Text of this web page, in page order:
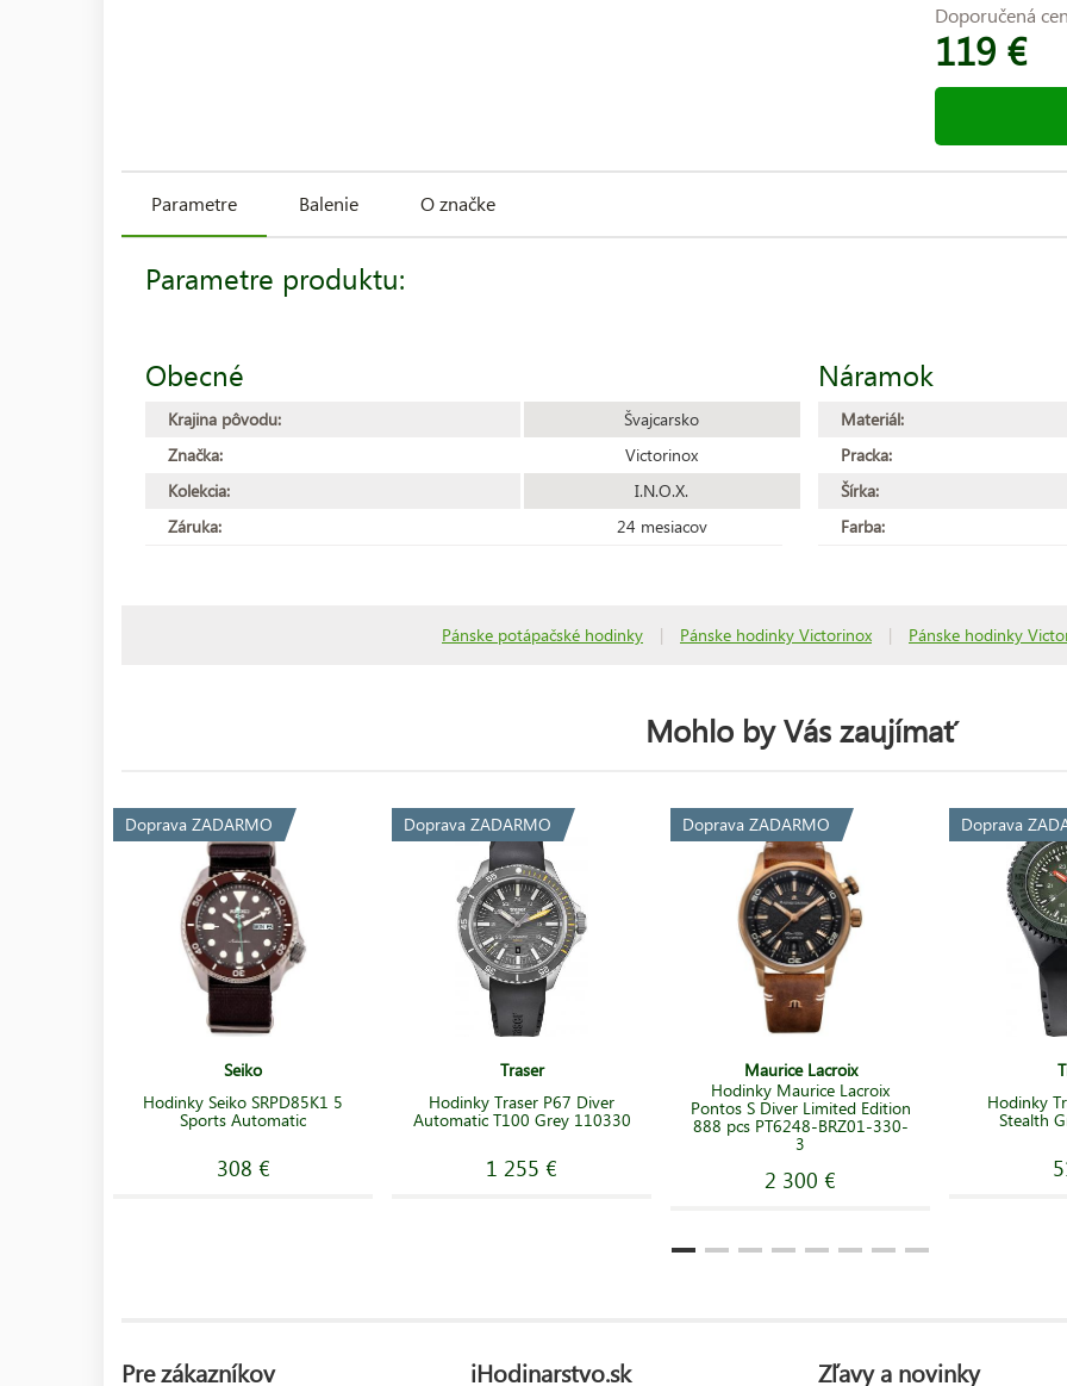
Doporučená
119 €
Parametre Balenie O značke
Parametre produktu:
Obecné
Krajina pôvodu:
Švajcarsko
Značka:
Victorinox
Kolekcia:
I.N.O.X.
Záruka:
24 mesiacov
Náramok
Materiál:
Pracka:
Šírka:
Farba:
Pánske potápačské hodinky | Pánske hodinky Victorinox | Pánske hodinky
Mohlo by Vás zaujímať
Doprava ZADARMO
Seiko
Hodinky Seiko SRPD85K1 5
Sports Automatic
308 €
Doprava ZADARMO
Traser
Hodinky Traser P67 Diver
Automatic T100 Grey 110330
1 255 €
Doprava ZADARMO
Maurice Lacroix
Hodinky Maurice Lacroix
Pontos S Diver Limited Edition
888 pcs PT6248-BRZ01-330-
3
2 300 €
Doprava
Hodinky
Stealth
Pre zákazníkov iHodinarstvo.sk Zľavy a novinky